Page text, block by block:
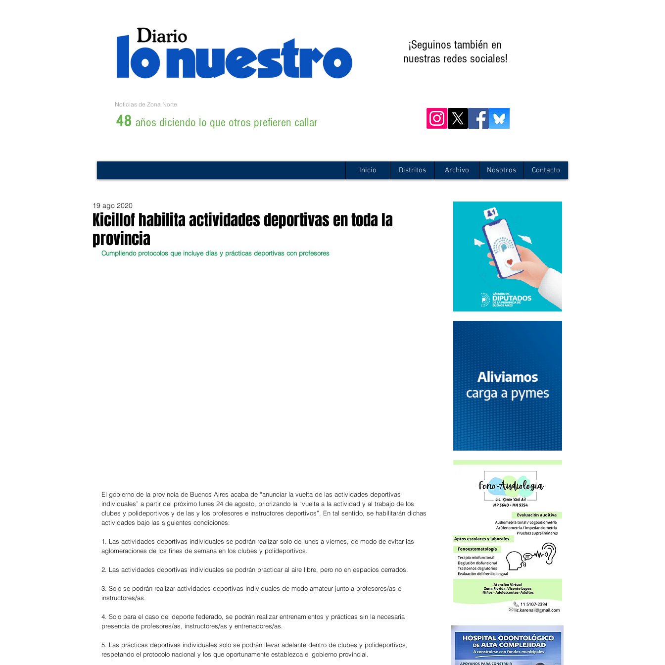
¡Seguinos también en
nuestras redes sociales!
Noticias de Zona Norte
48 años diciendo lo que otros prefieren callar
Inicio Distritos Archivo Nosotros Contacto
Kicillof habilita actividades deportivas en toda la
provincia
19 ago 2020
Cumpliendo protocolos que incluye días y prácticas deportivas con profesores
El gobierno de la provincia de Buenos Aires acaba de “anunciar la vuelta de las actividades deportivas
individuales” a partir del próximo lunes 24 de agosto, priorizando la “vuelta a la actividad y al trabajo de los
clubes y polideportivos y de las y los profesores e instructores deportivos”. En tal sentido, se habilitarán dichas
actividades bajo las siguientes condiciones:
1. Las actividades deportivas individuales se podrán realizar solo de lunes a viernes, de modo de evitar las
aglomeraciones de los fines de semana en los clubes y polideportivos.
2. Las actividades deportivas individuales se podrán practicar al aire libre, pero no en espacios cerrados.
3. Solo se podrán realizar actividades deportivas individuales de modo amateur junto a profesores/as e
instructores/as.
4. Solo para el caso del deporte federado, se podrán realizar entrenamientos y prácticas sin la necesaria
presencia de profesores/as, instructores/as y entrenadores/as.
5. Las prácticas deportivas individuales solo se podrán llevar adelante dentro de clubes y polideportivos,
respetando el protocolo nacional y los que oportunamente establezca el gobierno provincial.